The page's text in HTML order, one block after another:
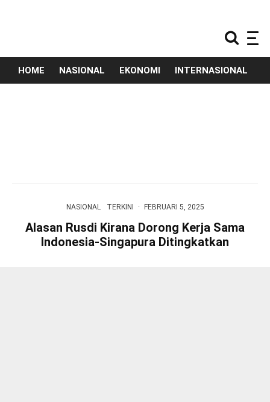
HOME NASIONAL EKONOMI INTERNASIONAL
NASIONAL TERKINI · FEBRUARI 5, 2025
Alasan Rusdi Kirana Dorong Kerja Sama
Indonesia-Singapura Ditingkatkan